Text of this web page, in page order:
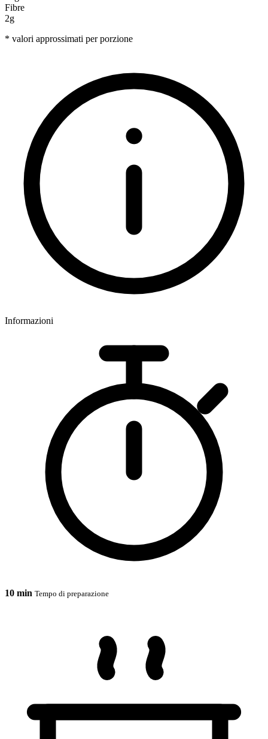
Fibre
2g
* valori approssimati per porzione
Informazioni
10 min Tempo di preparazione